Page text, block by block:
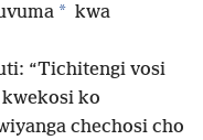
* kwa
“Tichitengi vosi
ko
chechosi cho